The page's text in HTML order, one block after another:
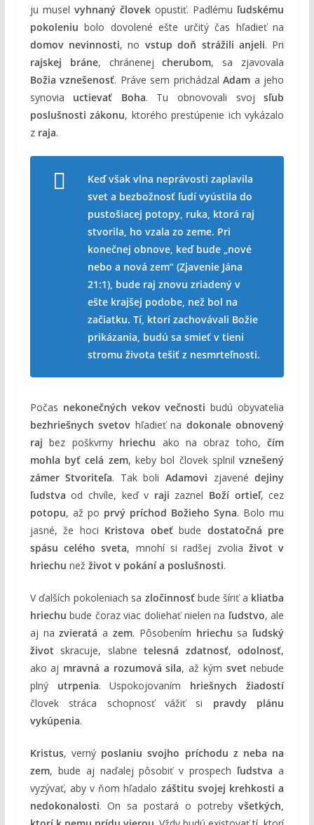
ju musel vyhnaný človek opustiť. Padlému ľudskému
pokoleniu bolo dovolené ešte určitý čas hľadieť na
domov nevinnosti, no vstup doň strážili anjeli. Pri
rajskej bráne, chránenejcherubom, sa zjavovala
Božia vznešenosť. Práve sem prichádzalAdam a jeho
synovia uctievať Boha. Tu obnovovali svojsľub
poslušnosti zákonu, ktorého prestúpenie ich vykázalo
z raja.
Keď však vlna neprávosti zaplavila
svet a bezbožnosť ľudí vyústila do
pustošiacej potopy, ruka, ktorá raj
stvorila, ho vzala zo zeme. Pri
konečnej obnove, keď bude „nové
nebo a nová zem“ (Zjavenie Jána
21:1), bude raj znovu zriadený v
ešte krajšej podobe, než bol na
začiatku. Tí, ktorí zachovávali Božie
prikázania, budú sa smieť v tieni
stromu života tešiť z nesmrteľnosti.
Počas nekonečných vekov večnosti budú obyvatelia
bezhriešnych svetov hľadieť na dokonale obnovený
raj bez poškvrny hriechu ako na obraz toho,čím
mohla byť celá zem, keby bol človek splnilvznešený
zámer Stvoriteľa. Tak boliAdamovi zjavenédejiny
ľudstva od chvíle, keď v raji zaznel Boží ortieľ, cez
potopu, až po prvý príchod Božieho Syna. Bolo mu
jasné, že hoci Kristova obeťbude dostatočná pre
spásu celého sveta, mnohí si radšej zvolia život v
hriechu než život v pokání a poslušnosti.
V ďalších pokoleniach sa zločinnosťbude šíriť a kliatba
hriechu bude čoraz viac doliehať nielen na ľudstvo, ale
aj nazvieratá a zem. Pôsobením hriechu sa ľudský
život skracuje, slabnetelesná zdatnosť,odolnosť,
ako aj mravná a rozumová sila, až kým svet nebude
plný utrpenia. Uspokojovaním hriešnych žiadostí
človek stráca schopnosť vážiť si pravdy plánu
vykúpenia.
Kristus, verný poslaniu svojho príchodu z neba na
zem, bude aj naďalej pôsobiť v prospech ľudstva a
vyzývať, aby v ňom hľadalo záštitu svojej krehkosti a
nedokonalosti. On sa postará o potrebyvšetkých,